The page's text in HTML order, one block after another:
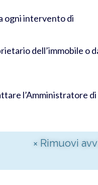
ogni intervento di
dell’immobile o
l’Amministratore di
× Rimuovi